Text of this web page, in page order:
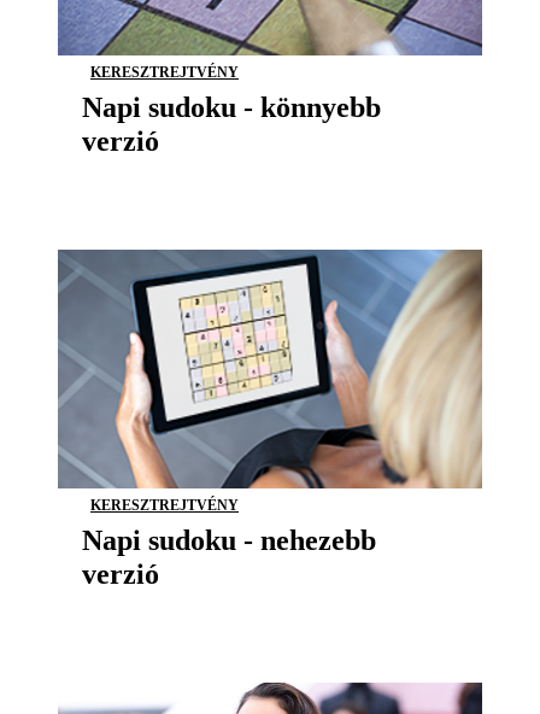
KERESZTREJTVÉNY
Napi sudoku - könnyebb
verzió
KERESZTREJTVÉNY
Napi sudoku - nehezebb
verzió